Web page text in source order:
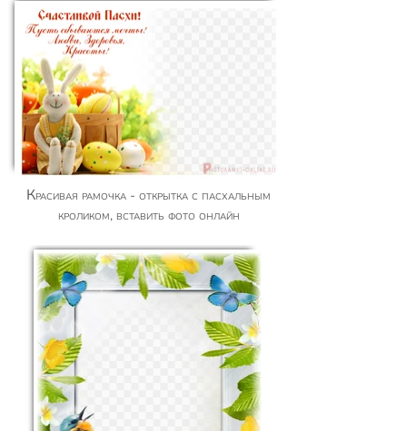
Красивая рамочка - открытка с пасхальным
кроликом, вставить фото онлайн